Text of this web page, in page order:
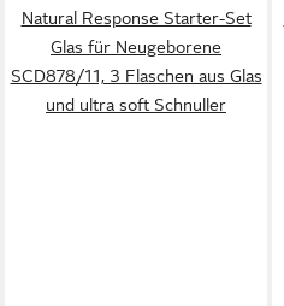
Natural Response Starter-Set
Glas für Neugeborene
SCD878/11, 3 Flaschen aus Glas
und ultra soft Schnuller